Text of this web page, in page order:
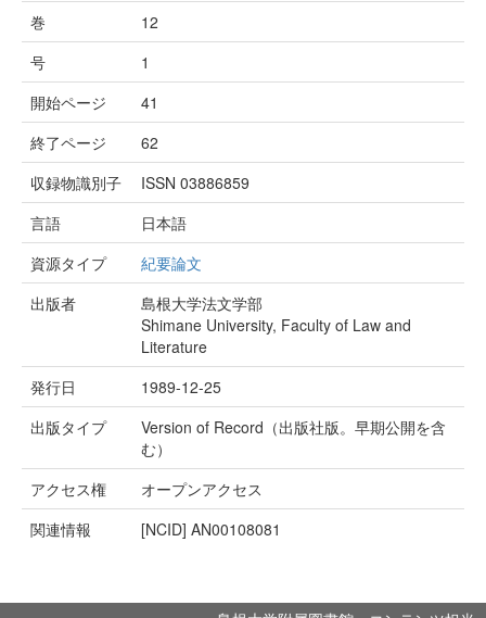
巻
12
号
1
開始ページ
41
終了ページ
62
収録物識別子
ISSN 03886859
言語
日本語
資源タイプ
紀要論文
出版者
島根大学法文学部
Shimane University, Faculty of Law and
Literature
発行日
1989-12-25
出版タイプ
Version of Record（出版社版。早期公開を含
む）
アクセス権
オープンアクセス
関連情報
[NCID] AN00108081